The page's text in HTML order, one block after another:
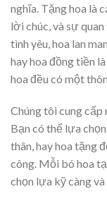
nghĩa. Tặng hoa là
lời chúc, và sự
tình yêu, hoa lan
hay hoa đồng tiền
hoa đều có một
Chúng tôi cung
Bạn có thể lựa
thân, hay hoa tặng
công. Mỗi bó hoa
chọn lựa kỹ càng